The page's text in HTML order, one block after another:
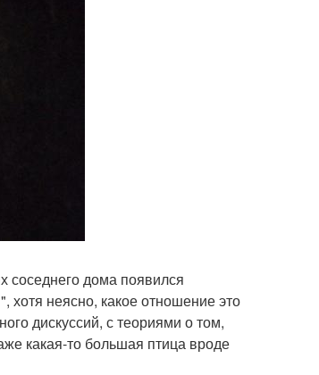
соседнего дома появился
неясно, какое отношение это
дискуссий, с теориями о том,
какая-то большая птица вроде